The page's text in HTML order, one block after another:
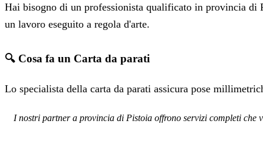
Hai bisogno di un professionista qualificato in provincia di
un lavoro eseguito a regola d'arte.
🔍 Cosa fa un Carta da parati
Lo specialista della carta da parati assicura pose
I nostri partner a provincia di Pistoia offrono servizi completi che